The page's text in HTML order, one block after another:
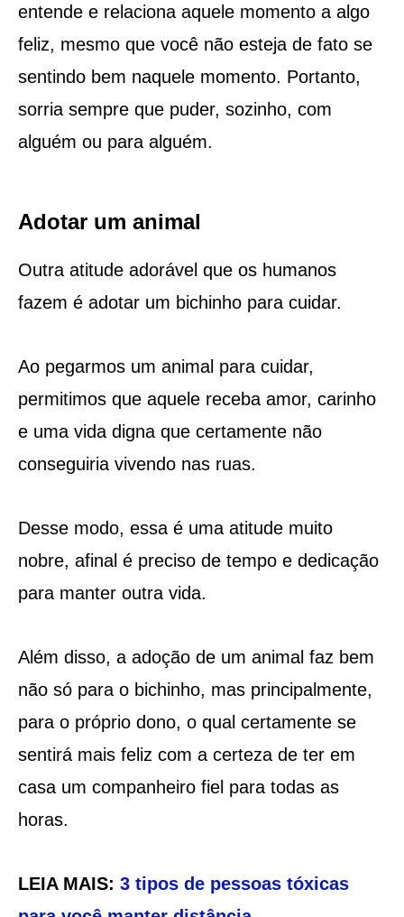
entende e relaciona aquele momento a algo
feliz, mesmo que você não esteja de fato se
sentindo bem naquele momento. Portanto,
sorria sempre que puder, sozinho, com
alguém ou para alguém.
Adotar um animal
Outra atitude adorável que os humanos
fazem é adotar um bichinho para cuidar.
Ao pegarmos um animal para cuidar,
permitimos que aquele receba amor, carinho
e uma vida digna que certamente não
conseguiria vivendo nas ruas.
Desse modo, essa é uma atitude muito
nobre, afinal é preciso de tempo e dedicação
para manter outra vida.
Além disso, a adoção de um animal faz bem
não só para o bichinho, mas principalmente,
para o próprio dono, o qual certamente se
sentirá mais feliz com a certeza de ter em
casa um companheiro fiel para todas as
horas.
LEIA MAIS: 3 tipos de pessoas tóxicas